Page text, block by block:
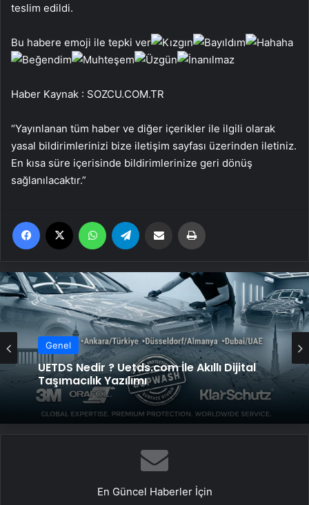
teslim edildi.
Bu habere emoji ile tepki ver
Haber Kaynak : SOZCU.COM.TR
“Yayınlanan tüm haber ve diğer içerikler ile ilgili olarak
yasal bildirimlerinizi bize iletişim sayfası üzerinden iletiniz.
En kısa süre içerisinde bildirimlerinize geri dönüş
sağlanılacaktır.”
Facebook WhatsApp Email'den paylaş
Genel
UETDS Nedir ? Uetds.com İle Akıllı Dijital
Taşımacılık Yazılımı
En Güncel Haberler İçin